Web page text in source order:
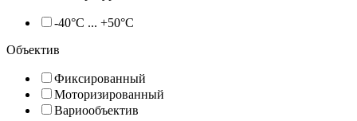
-40°C ... +50°C
Объектив
Фиксированный
Моторизированный
Вариообъектив